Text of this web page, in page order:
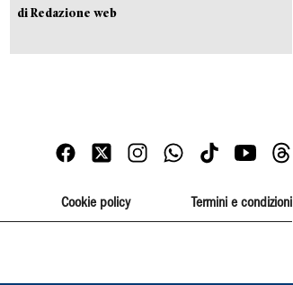
di Redazione web
Cookie policy Termini e condizioni